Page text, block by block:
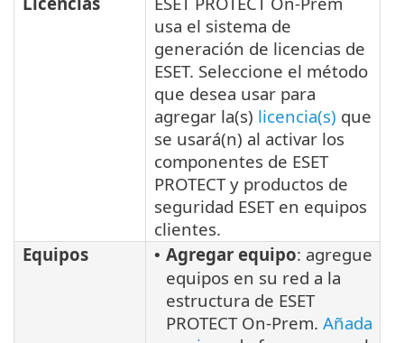
usa el sistema de
generación de licencias de
ESET. Seleccione el método
que desea usar para
agregar la(s) licencia(s) que
se usará(n) al activar los
componentes de ESET
PROTECT y productos de
seguridad ESET en equipos
clientes.
Equipos
• Agregar equipo: agregue
equipos en su red a la
estructura de ESET
PROTECT On-Prem. Añada